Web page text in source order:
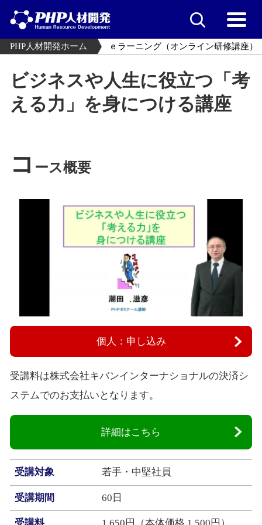
PHP人材開発ホーム ｅラーニング（オンライン研修講座）
ビジネスや人生に役立つ「考
える力」を身につける講座
コ ース概要
個人：申し込み
受講料は株式会社キバンインターナショナルの決済シ
ステムでのお支払いとなります。
詳細はこちら
受講対象 若手・中堅社員
受講期間 60日